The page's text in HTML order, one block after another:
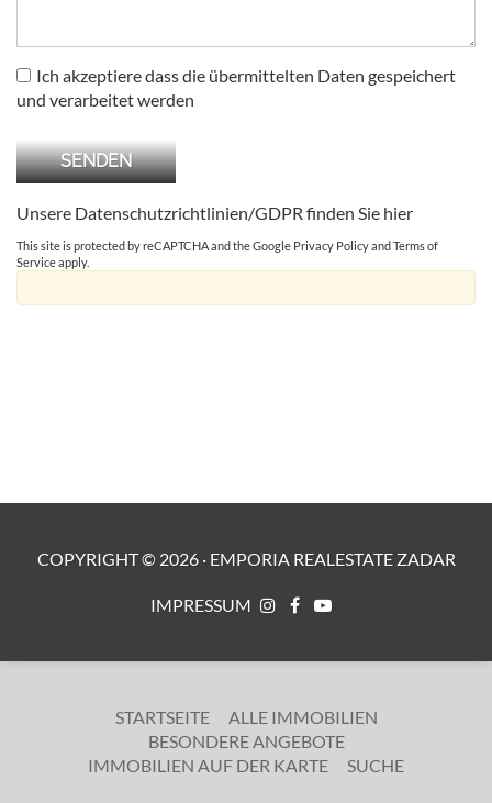
Ich akzeptiere dass die übermittelten Daten gespeichert
und verarbeitet werden
Unsere Datenschutzrichtlinien/GDPR finden Sie hier
This site is protected by reCAPTCHA and the Google Privacy PolicyandTerms of
Serviceapply.
COPYRIGHT © 2026· EMPORIA REALESTATE ZADAR
IMPRESSUM
STARTSEITE
ALLE IMMOBILIEN
BESONDERE ANGEBOTE
IMMOBILIEN AUF DER KARTE
SUCHE